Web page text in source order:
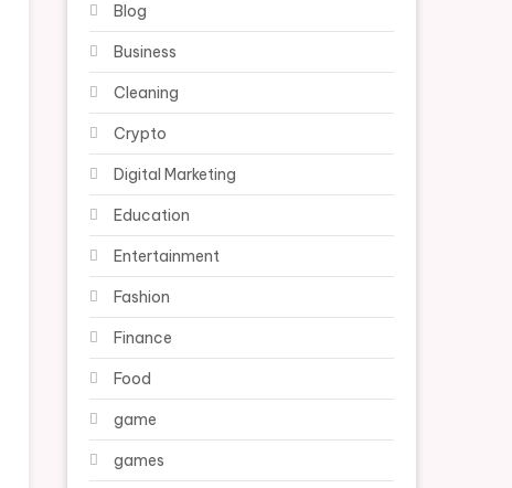
Blog
Business
Cleaning
Crypto
Digital Marketing
Education
Entertainment
Fashion
Finance
Food
game
games